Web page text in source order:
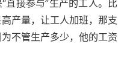
直接参与”生产的工人。比
产量，让工人加班，那支
不管生产多少，他的工资